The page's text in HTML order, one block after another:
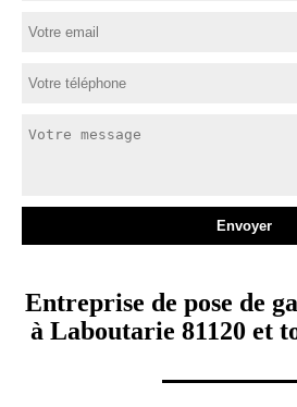
Entreprise de pose de
à Laboutarie 81120 et